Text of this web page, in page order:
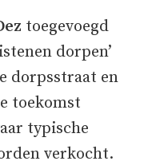
toegevoegd
dorpen’
dorpsstraat en
toekomst
typische
verkocht.